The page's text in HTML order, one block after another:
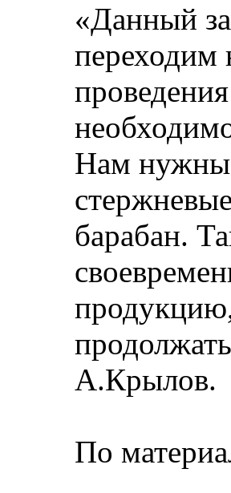
«Данный
переходим
Нам нужны
барабан.
А.Крылов.
По